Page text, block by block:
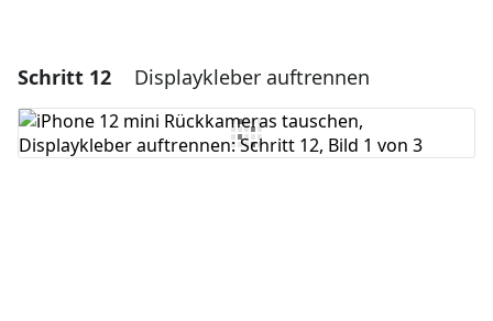
Schritt 12 Displaykleber auftrennen